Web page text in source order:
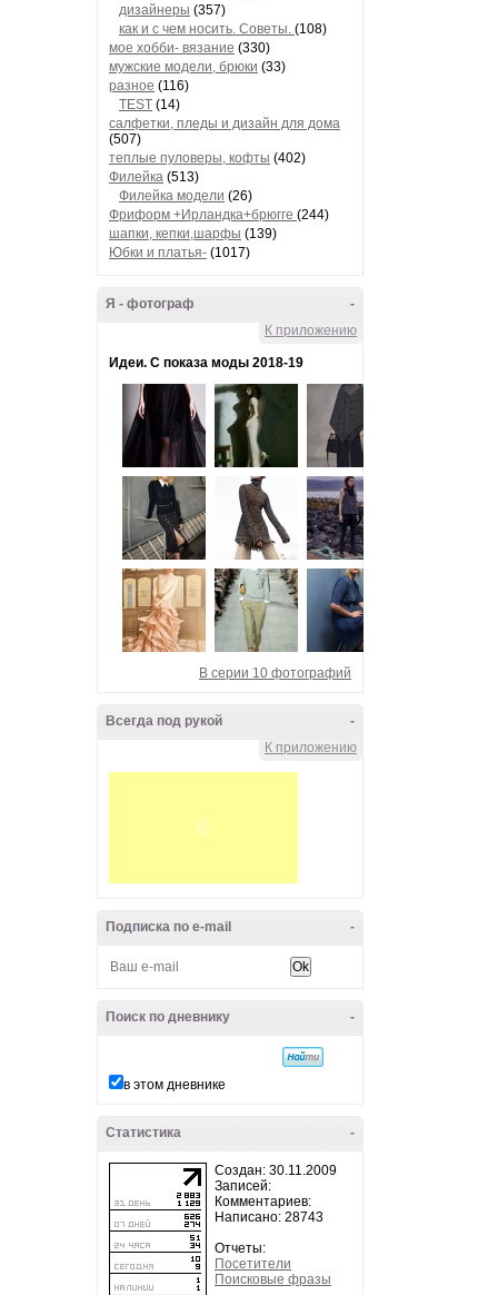
дизайнеры (357)
как и с чем носить. Советы. (108)
мое хобби- вязание (330)
мужские модели, брюки (33)
разное (116)
TEST (14)
салфетки, пледы и дизайн для дома
(507)
теплые пуловеры, кофты (402)
Филейка (513)
Филейка модели (26)
Фриформ +Ирландка+брюггe (244)
шапки, кепки,шарфы (139)
Юбки и платья- (1017)
-
Я - фотограф
К приложению
Идеи. С показа моды 2018-19
В серии 10 фотографий
-
Всегда под рукой
К приложению
-
Подписка по e-mail
-
Поиск по дневнику
в этом дневнике
-
Статистика
Создан: 30.11.2009
Записей:
Комментариев:
Написано: 28743
Отчеты:
Посетители
Поисковые фразы